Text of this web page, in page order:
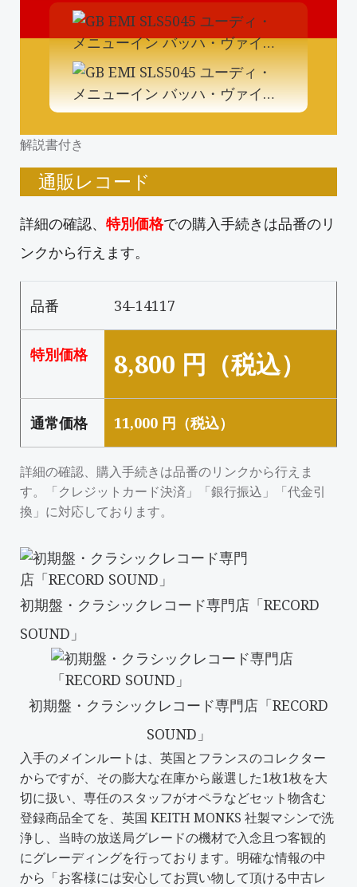
解説書付き
通販レコード
詳細の確認、 特別価格での購入手続きは品番のリ
ンクから行えます。
品番 34-14117
特別価格 8,800 円（税込）
通常価格 11,000 円（税込）
詳細の確認、購入手続きは品番のリンクから行えま
す。「クレジットカード決済」「銀行振込」「代金引
換」に対応しております。
初期盤・クラシックレコード専門店「RECORD
SOUND」
初期盤・クラシックレコード専門店「RECORD
SOUND」
入手のメインルートは、英国とフランスのコレクター
からですが、その膨大な在庫から厳選した1枚1枚を大
切に扱い、専任のスタッフがオペラなどセット物含む
登録商品全てを、英国 KEITH MONKS 社製マシンで洗
浄し、当時の放送局グレードの機材で入念且つ客観的
にグレーディングを行っております。明確な情報の中
から「お客様には安心してお買い物して頂ける中古レ